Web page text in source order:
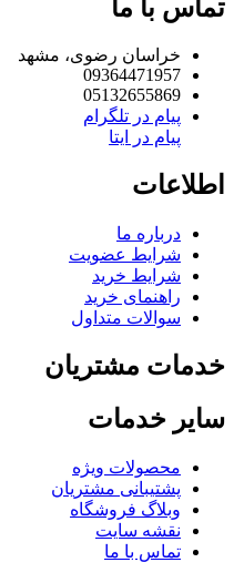
با ما
خراسان رضوی، مشهد
09364471957
05132655869
پیام در تلگرام
پیام در ایتا
درباره ما
شرایط عضویت
شرایط خرید
راهنمای خرید
سوالات متداول
مشتریان
خدمات
محصولات ویژه
پشتیبانی مشتریان
وبلاگ فروشگاه
نقشه سایت
تماس با ما